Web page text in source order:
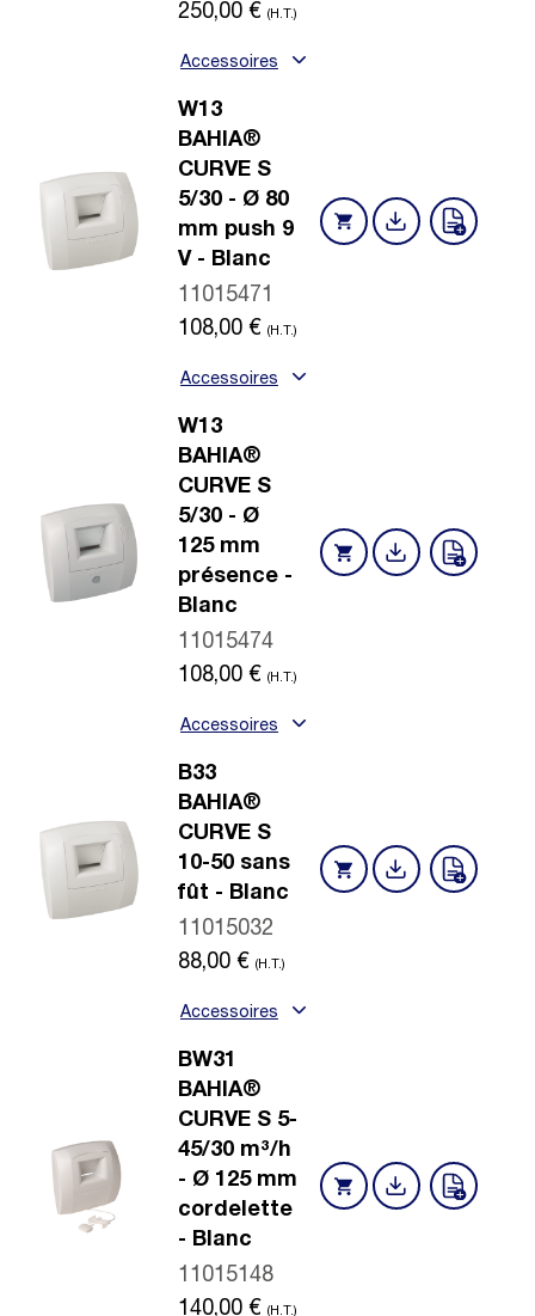
250,00 € (H.T.)
Accessoires
W13
BAHIA®
CURVE S
5/30 - Ø 80
mm push 9
V - Blanc
11015471
108,00 € (H.T.)
Accessoires
W13
BAHIA®
CURVE S
5/30 - Ø
125 mm
présence -
Blanc
11015474
108,00 € (H.T.)
Accessoires
B33
BAHIA®
CURVE S
10-50 sans
fût - Blanc
11015032
88,00 € (H.T.)
Accessoires
BW31
BAHIA®
CURVE S 5-
45/30 m³/h
- Ø 125 mm
cordelette
- Blanc
11015148
140,00 € (H.T.)